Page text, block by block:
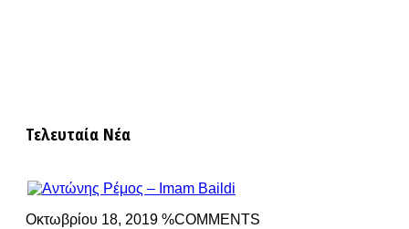
Τελευταία Νέα
Οκτωβρίου 18, 2019 %COMMENTS